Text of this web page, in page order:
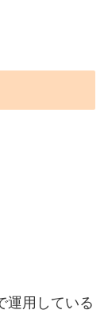
運用している